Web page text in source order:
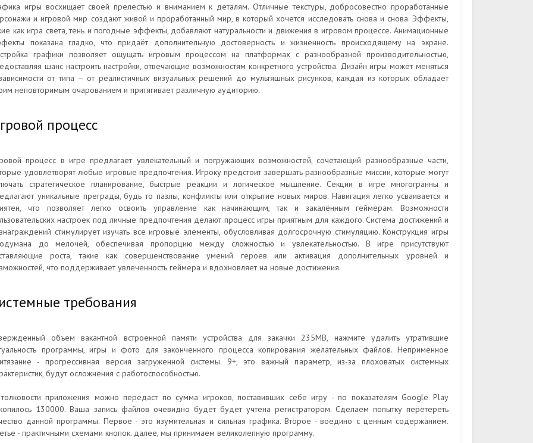
игры восхищает своей прелестью и вниманием к деталям. Отличные текстуры, добросовестно проработанные
и игровой мир создают живой и проработанный мир, в который хочется исследовать снова и снова. Эффекты,
как игра света, тень и погодные эффекты, добавляют натуральности и движения в игровом процессе. Анимационные
показана гладко, что придаёт дополнительную достоверность и жизненность происходящему на экране.
графики позволяет ощущать игровым процессом на платформах с разнообразной производительностью,
шанс настроить настройки, отвечающие возможностям конкретного устройства. Дизайн игры может меняться
от типа – от реалистичных визуальных решений до мультяшных рисунков, каждая из которых обладает
неповторимым очарованием и притягивает различную аудиторию.
процесс
процесс в игре предлагает увлекательный и погружающих возможностей, сочетающий разнообразные части,
удовлетворят любые игровые предпочтения. Игроку предстоит завершать разнообразные миссии, которые могут
стратегическое планирование, быстрые реакции и логическое мышление. Секции в игре многогранны и
уникальные преграды, будь то пазлы, конфликты или открытие новых миров. Навигация легко усваивается и
что позволяет легко освоить управление как начинающим, так и закалённым геймерам. Возможности
настроек под личные предпочтения делают процесс игры приятным для каждого. Система достижений и
стимулирует изучать все игровые элементы, обусловливая долгосрочную стимуляцию. Конструкция игры
до мелочей, обеспечивая пропорцию между сложностью и увлекательностью. В игре присутствуют
роста, такие как совершенствование умений героев или активация дополнительных уровней и
что поддерживает увлеченность геймера и вдохновляет на новые достижения.
требования
объем вакантной встроенной памяти устройства для закачки 235MB, нажмите удалить утратившие
программы, игры и фото для законченного процесса копирования желательных файлов. Неприменное
- прогрессивная версия загруженной системы. 9+, это важный параметр, из-за плоховатых системных
будут осложнения с работоспособностью.
приложения можно передаст по сумма игроков, поставивших себе игру - по показателям Google Play
130000. Ваша запись файлов очевидно будет будет учтена регистратором. Сделаем попытку перетереть
данной программы. Первое - это изумительная и сильная графика. Второе - воедино с ценным содержанием.
- практичными схемами кнопок. далее, мы принимаем великолепную программу.